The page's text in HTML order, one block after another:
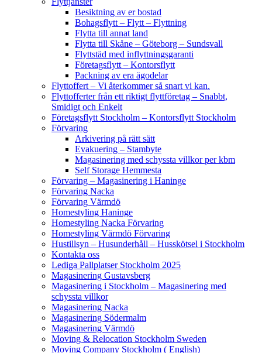
Besiktning av er bostad
Bohagsflytt – Flytt – Flyttning
Flytta till annat land
Flytta till Skåne – Göteborg – Sundsvall
Flyttstäd med inflyttningsgaranti
Företagsflytt – Kontorsflytt
Packning av era ägodelar
Flyttoffert – Vi återkommer så snart vi kan.
Flyttofferter från ett riktigt flyttföretag – Snabbt,
Smidigt och Enkelt
Företagsflytt Stockholm – Kontorsflytt Stockholm
Förvaring
Arkivering på rätt sätt
Evakuering – Stambyte
Magasinering med schyssta villkor per kbm
Self Storage Hemmesta
Förvaring – Magasinering i Haninge
Förvaring Nacka
Förvaring Värmdö
Homestyling Haninge
Homestyling Nacka Förvaring
Homestyling Värmdö Förvaring
Hustillsyn – Husunderhåll – Husskötsel i Stockholm
Kontakta oss
Lediga Pallplatser Stockholm 2025
Magasinering Gustavsberg
Magasinering i Stockholm – Magasinering med
schyssta villkor
Magasinering Nacka
Magasinering Södermalm
Magasinering Värmdö
Moving & Relocation Stockholm Sweden
Moving Company Stockholm ( English)